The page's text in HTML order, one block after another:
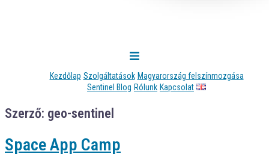
Kezdőlap Szolgáltatások Magyarország felszínmozgása
Sentinel Blog Rólunk Kapcsolat
Szerző: geo-sentinel
Space App Camp